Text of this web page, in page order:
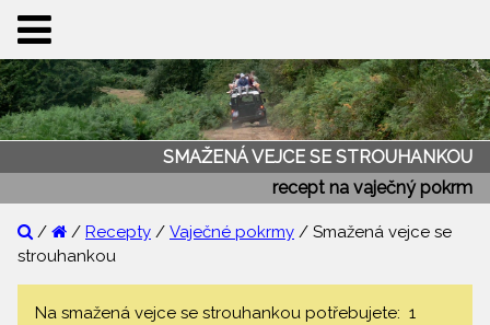
SMAŽENÁ VEJCE SE STROUHANKOU
recept na vaječný pokrm
/ / Recepty / Vaječné pokrmy / Smažená vejce se
strouhankou
Na smažená vejce se strouhankou potřebujete: 1